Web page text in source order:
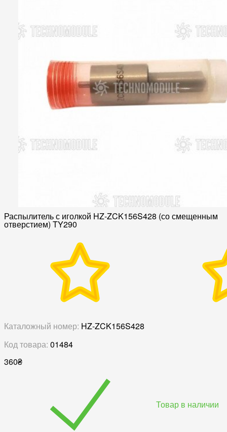
Распылитель с иголкой HZ-ZCK156S428 (со смещенным
отверстием) TY290
Каталожный номер: HZ-ZCK156S428
Код товара: 01484
360₴
Товар в наличии